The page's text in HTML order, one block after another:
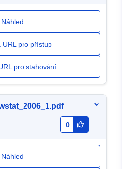
Náhled
URL pro přístup
pro stahování
0
Náhled